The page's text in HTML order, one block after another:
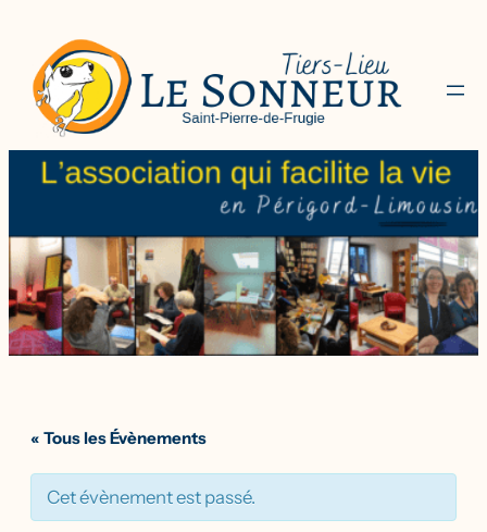
« Tous les Évènements
Cet évènement est passé.